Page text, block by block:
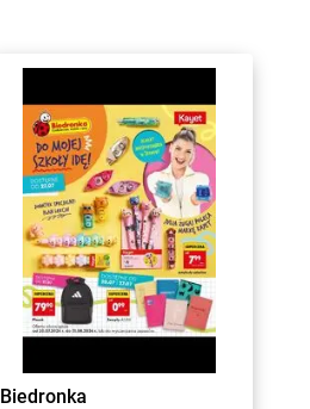
Biedronka